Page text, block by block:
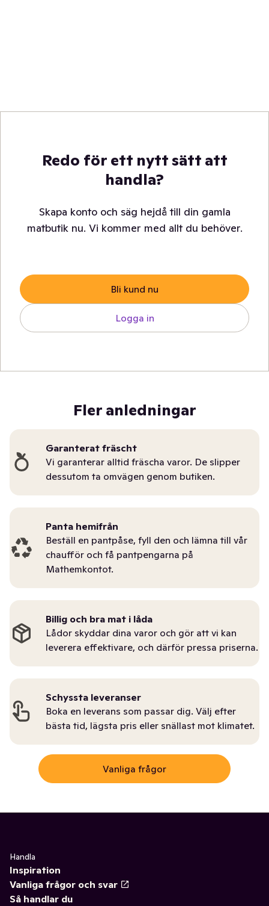
Redo för ett nytt sätt att
handla?
Skapa konto och säg hejdå till din gamla
matbutik nu. Vi kommer med allt du behöver.
Bli kund nu
Logga in
Fler anledningar
Garanterat fräscht
Vi garanterar alltid fräscha varor. De slipper
dessutom ta omvägen genom butiken.
Panta hemifrån
Beställ en pantpåse, fyll den och lämna till vår
chaufför och få pantpengarna på
Mathemkontot.
Billig och bra mat i låda
Lådor skyddar dina varor och gör att vi kan
leverera effektivare, och därför pressa priserna.
Schyssta leveranser
Boka en leverans som passar dig. Välj efter
bästa tid, lägsta pris eller snällast mot klimatet.
Vanliga frågor
Handla
Inspiration
Vanliga frågor och svar
Så handlar du